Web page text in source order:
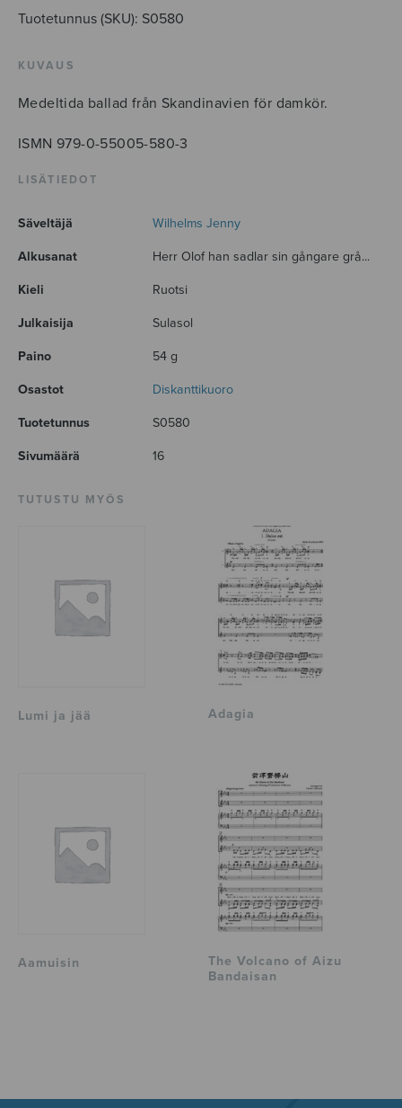
Tuotetunnus (SKU): S0580
KUVAUS
Medeltida ballad från Skandinavien för damkör.
ISMN 979-0-55005-580-3
LISÄTIEDOT
Säveltäjä Wilhelms Jenny
Alkusanat Herr Olof han sadlar sin gångare grå...
Kieli Ruotsi
Julkaisija Sulasol
Paino 54 g
Osastot Diskanttikuoro
Tuotetunnus S0580
Sivumäärä 16
TUTUSTU MYÖS
Lumi ja jää Adagia
Aamuisin
The Volcano of Aizu
Bandaisan